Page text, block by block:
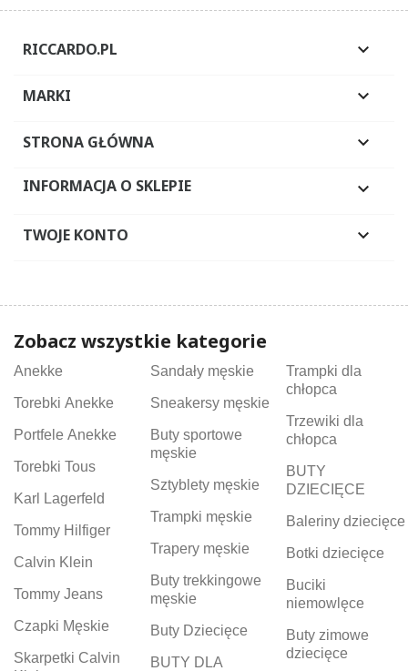
RICCARDO.PL 
MARKI 
STRONA GŁÓWNA 
INFORMACJA O SKLEPIE 
TWOJE KONTO 
Zobacz wszystkie kategorie
Anekke
Torebki Anekke
Portfele Anekke
Torebki Tous
Karl Lagerfeld
Tommy Hilfiger
Calvin Klein
Tommy Jeans
Czapki Męskie
Skarpetki Calvin
Sandały męskie
Sneakersy męskie
Buty sportowe
męskie
Sztyblety męskie
Trampki męskie
Trapery męskie
Buty trekkingowe
męskie
Buty Dziecięce
BUTY DLA
Trampki dla
chłopca
Trzewiki dla
chłopca
BUTY
DZIECIĘCE
Baleriny dziecięce
Botki dziecięce
Buciki
niemowlęce
Buty zimowe
dziecięce